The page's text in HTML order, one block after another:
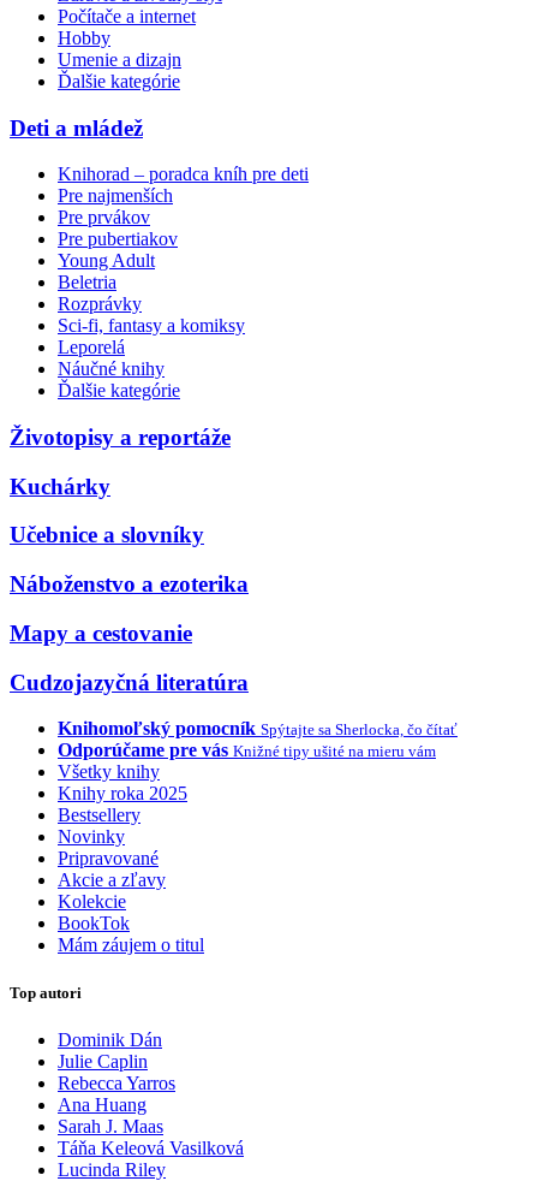
Počítače a internet
Hobby
Umenie a dizajn
Ďalšie kategórie
Deti a mládež
Knihorad – poradca kníh pre deti
Pre najmenších
Pre prvákov
Pre pubertiakov
Young Adult
Beletria
Rozprávky
Sci-fi, fantasy a komiksy
Leporelá
Náučné knihy
Ďalšie kategórie
Životopisy a reportáže
Kuchárky
Učebnice a slovníky
Náboženstvo a ezoterika
Mapy a cestovanie
Cudzojazyčná literatúra
Knihomoľský pomocník Spýtajte sa Sherlocka, čo čítať
Odporúčame pre vás Knižné tipy ušité na mieru vám
Všetky knihy
Knihy roka 2025
Bestsellery
Novinky
Pripravované
Akcie a zľavy
Kolekcie
BookTok
Mám záujem o titul
Top autori
Dominik Dán
Julie Caplin
Rebecca Yarros
Ana Huang
Sarah J. Maas
Táňa Keleová Vasilková
Lucinda Riley